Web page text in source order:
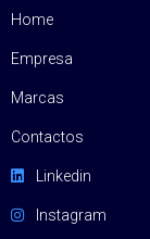
Home
Empresa
Marcas
Contactos
Linkedin
Instagram